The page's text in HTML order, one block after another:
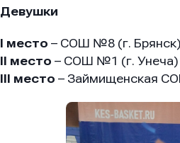
Девушки
I место – СОШ №8 (г. Брянск)
II место – СОШ №1 (г. Унеча)
III место – Займищенская